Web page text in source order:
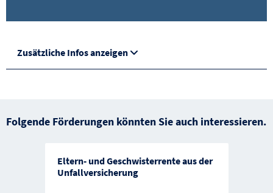
Zusätzliche Infos anzeigen
Folgende Förderungen könnten Sie auch interessieren.
Eltern- und Geschwisterrente aus der
Unfallversicherung